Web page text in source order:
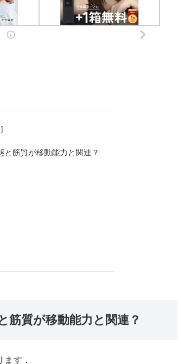
筋質が移動能力と関連？
筋質が移動能力と関連？
す．